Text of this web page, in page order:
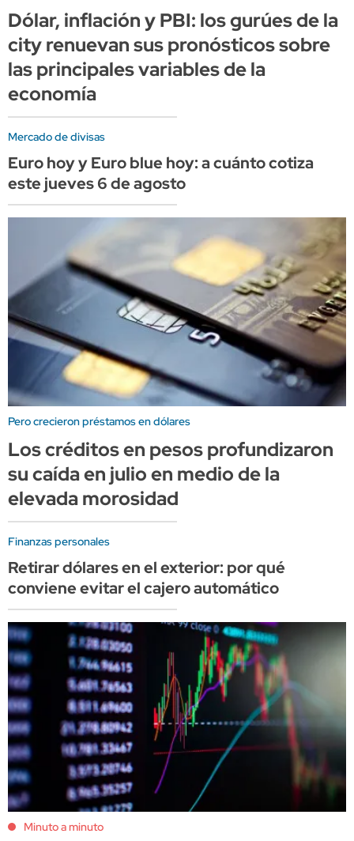
Dólar, inflación y PBI: los gurúes de la
city renuevan sus pronósticos sobre
las principales variables de la
economía
Mercado de divisas
Euro hoy y Euro blue hoy: a cuánto cotiza
este jueves 6 de agosto
Pero crecieron préstamos en dólares
Los créditos en pesos profundizaron
su caída en julio en medio de la
elevada morosidad
Finanzas personales
Retirar dólares en el exterior: por qué
conviene evitar el cajero automático
Minuto a minuto